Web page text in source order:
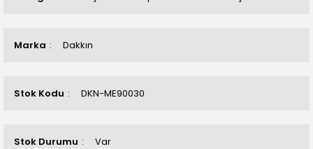
Marka Dakkın
Stok Kodu DKN-ME90030
Stok Durumu Var